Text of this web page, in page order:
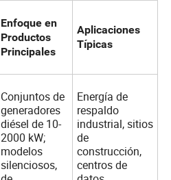
Enfoque en
Productos
Principales
Aplicaciones
Típicas
Conjuntos de
generadores
diésel de 10-
2000 kW;
modelos
silenciosos,
Energía de
respaldo
industrial, sitios
de
construcción,
centros de